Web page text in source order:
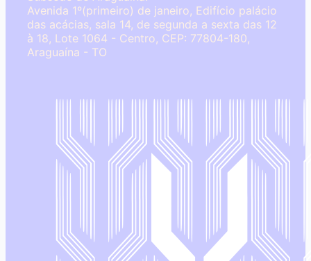
Avenida 1º(primeiro) de janeiro, Edifício palácio
das acácias, sala 14, de segunda a sexta das 12
à 18, Lote 1064 - Centro, CEP: 77804-180,
Araguaína - TO